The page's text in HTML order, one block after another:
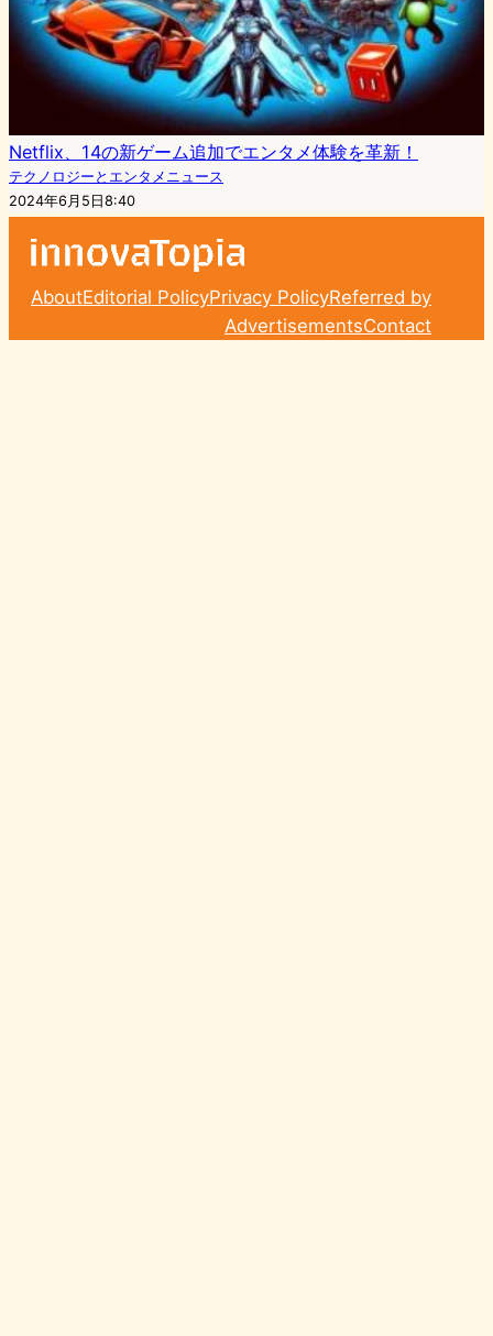
Netflix、14の新ゲーム追加でエンタメ体験を革新！
テクノロジーとエンタメニュース
2024年6月5日8:40
AboutEditorial PolicyPrivacy PolicyReferred by
AdvertisementsContact